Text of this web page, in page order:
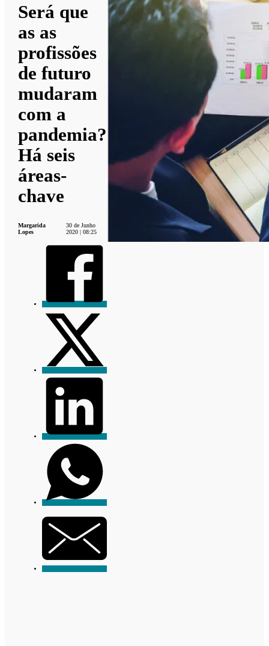
Será que
as as
profissões
de futuro
mudaram
com a
pandemia?
Há seis
áreas-
chave
Margarida
Lopes
30 de Junho
2020 | 08:25